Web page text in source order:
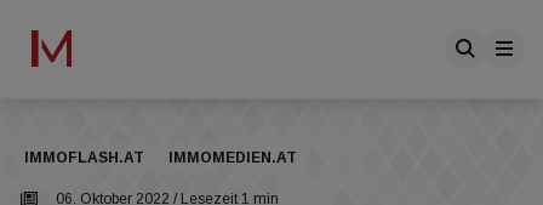
IMMOFLASH.AT IMMOMEDIEN.AT
06. Oktober 2022 / Lesezeit 1 min